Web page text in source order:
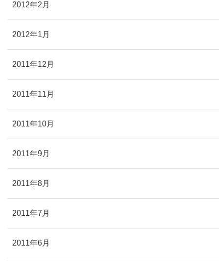
2012年2月
2012年1月
2011年12月
2011年11月
2011年10月
2011年9月
2011年8月
2011年7月
2011年6月